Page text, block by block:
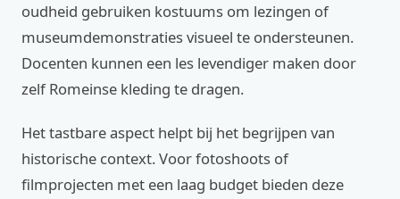
oudheid gebruiken kostuums om lezingen of
museumdemonstraties visueel te ondersteunen.
Docenten kunnen een les levendiger maken door
zelf Romeinse kleding te dragen.
Het tastbare aspect helpt bij het begrijpen van
historische context. Voor fotoshoots of
filmprojecten met een laag budget bieden deze